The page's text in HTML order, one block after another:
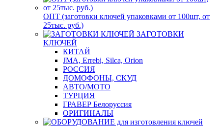
ОПТ (заготовки ключей упаковками от 100шт, от
25тыс. руб.)
ЗАГОТОВКИ
КЛЮЧЕЙ
КИТАЙ
JMA, Errebi, Silca, Orion
РОССИЯ
ДОМОФОНЫ, СКУД
ABTO/МОТО
ТУРЦИЯ
ГРАВЕР Белоруссия
ОРИГИНАЛЫ